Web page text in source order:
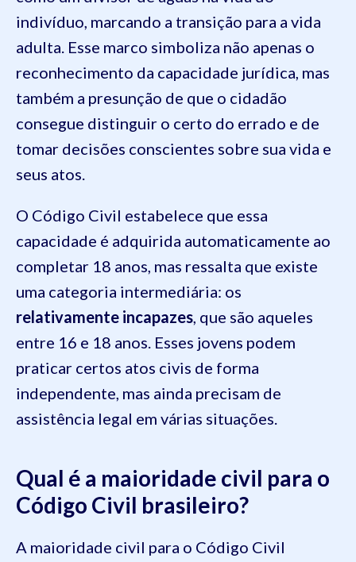
indivíduo, marcando a transição para a vida
adulta. Esse marco simboliza não apenas o
reconhecimento da capacidade jurídica, mas
também a presunção de que o cidadão
consegue distinguir o certo do errado e de
tomar decisões conscientes sobre sua vida e
seus atos.
O Código Civil estabelece que essa
capacidade é adquirida automaticamente ao
completar 18 anos, mas ressalta que existe
uma categoria intermediária: os
relativamente incapazes , que são aqueles
entre 16 e 18 anos. Esses jovens podem
praticar certos atos civis de forma
independente, mas ainda precisam de
assistência legal em várias situações.
Qual é a maioridade civil para o
Código Civil brasileiro?
A maioridade civil para o Código Civil